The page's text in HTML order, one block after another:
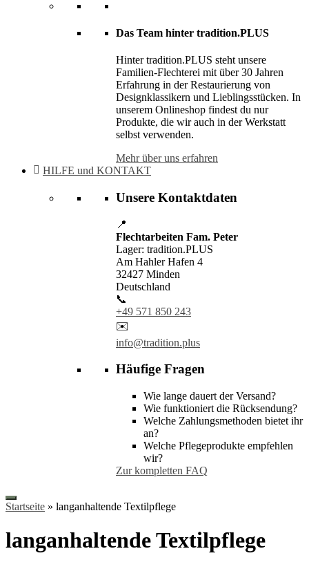
Das Team hinter tradition.PLUS
Hinter tradition.PLUS steht unsere
Familien-Flechterei mit über 30 Jahren
Erfahrung in der Restaurierung von
Designklassikern und Lieblingsstücken. In
unserem Onlineshop findest du nur
Produkte, die wir auch in der Werkstatt
selbst verwenden.
Mehr über uns erfahren
HILFE und KONTAKT
Unsere Kontaktdaten
📍
Flechtarbeiten Fam. Peter
Lager: tradition.PLUS
Am Hahler Hafen 4
32427 Minden
Deutschland
📞
+49 571 850 243
✉️
info@tradition.plus
Häufige Fragen
Wie lange dauert der Versand?
Wie funktioniert die Rücksendung?
Welche Zahlungsmethoden bietet ihr
an?
Welche Pflegeprodukte empfehlen
wir?
Zur kompletten FAQ
Startseite » langanhaltende Textilpflege
langanhaltende Textilpflege